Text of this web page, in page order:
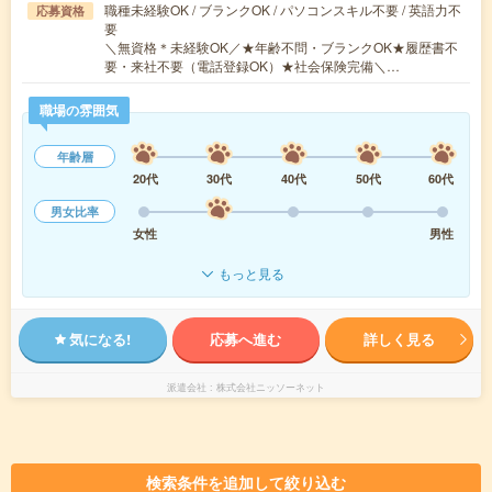
応募資格
職種未経験OK / ブランクOK / パソコンスキル不要 / 英語力不
要
＼無資格＊未経験OK／★年齢不問・ブランクOK★履歴書不
要・来社不要（電話登録OK）★社会保険完備＼…
職場の雰囲気
年齢層
20代
30代 40代 50代
60代
男女比率
女性
男性
もっと見る
気になる! 応募へ進む 詳しく見る
派遣会社 株式会社ニッソーネット
検索条件を追加して絞り込む